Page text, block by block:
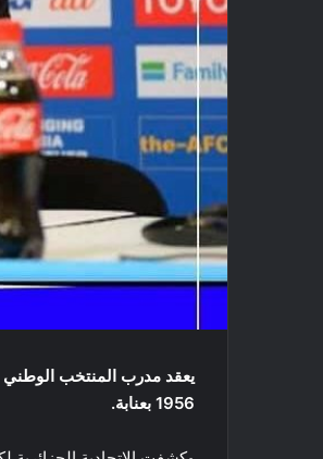
1956 بعنابة.